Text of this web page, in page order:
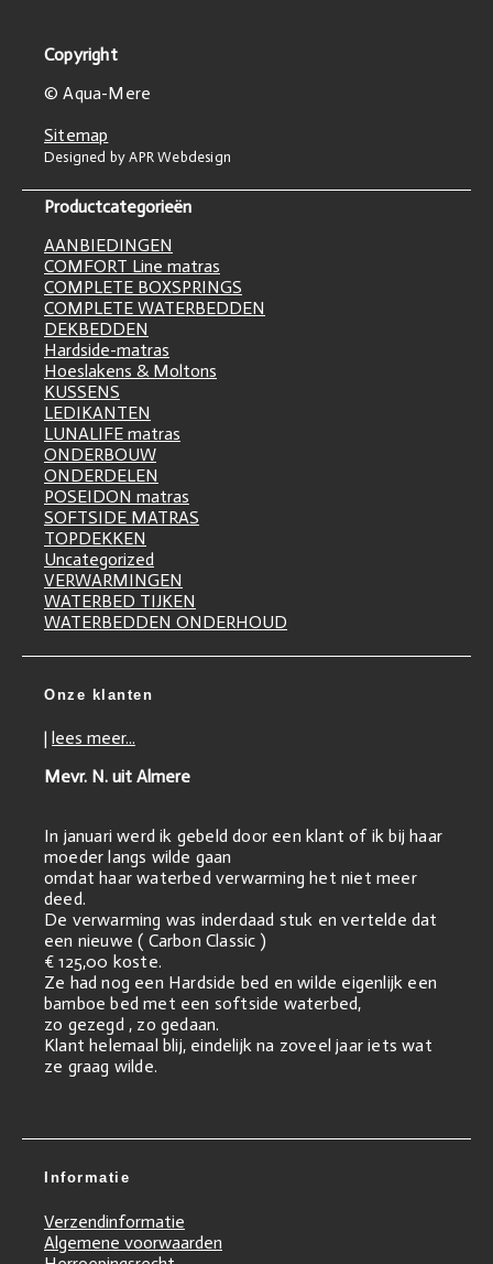
Copyright
© Aqua-Mere
Sitemap
Designed by APR Webdesign
Productcategorieën
AANBIEDINGEN
COMFORT Line matras
COMPLETE BOXSPRINGS
COMPLETE WATERBEDDEN
DEKBEDDEN
Hardside-matras
Hoeslakens & Moltons
KUSSENS
LEDIKANTEN
LUNALIFE matras
ONDERBOUW
ONDERDELEN
POSEIDON matras
SOFTSIDE MATRAS
TOPDEKKEN
Uncategorized
VERWARMINGEN
WATERBED TIJKEN
WATERBEDDEN ONDERHOUD
Onze klanten
| lees meer...
Mevr. N. uit Almere
In januari werd ik gebeld door een klant of ik bij haar
moeder langs wilde gaan
omdat haar waterbed verwarming het niet meer
deed.
De verwarming was inderdaad stuk en vertelde dat
een nieuwe ( Carbon Classic )
€ 125,00 koste.
Ze had nog een Hardside bed en wilde eigenlijk een
bamboe bed met een softside waterbed,
zo gezegd , zo gedaan.
Klant helemaal blij, eindelijk na zoveel jaar iets wat
ze graag wilde.
Informatie
Verzendinformatie
Algemene voorwaarden